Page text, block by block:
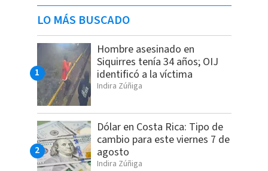
LO MÁS BUSCADO
Hombre asesinado en
Siquirres tenía 34 años; OIJ
identificó a la víctima
Indira Zúñiga
Dólar en Costa Rica: Tipo de
cambio para este viernes 7 de
agosto
Indira Zúñiga